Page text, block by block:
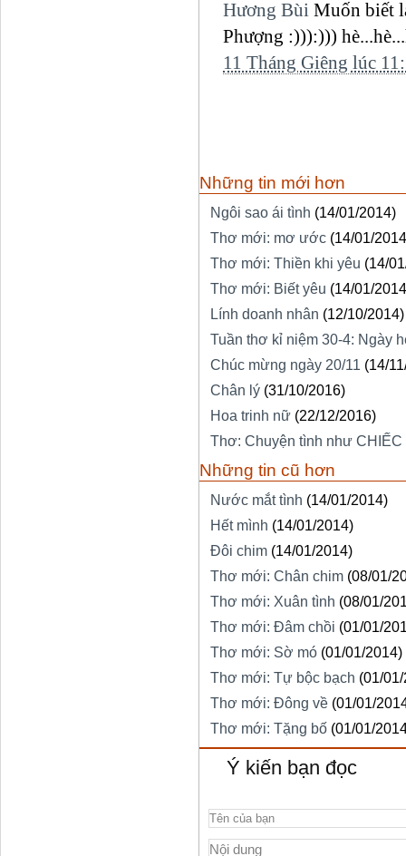
Hương Bùi Muốn biết
Phượng :))):)))
11 Tháng Giêng lúc
Những tin mới hơn
Ngôi sao ái tình (14/01/2014)
Thơ mới: mơ ước (14/01/
Thơ mới: Thiền khi yêu (14/
Thơ mới: Biết yêu (14/01/
Lính doanh nhân (12/10/2014)
Tuần thơ kỉ niệm 30-4: Ngày
Chúc mừng ngày 20/11 (14/
Chân lý (31/10/2016)
Hoa trinh nữ (22/12/2016)
Thơ: Chuyện tình như CHIẾC
Những tin cũ hơn
Nước mắt tình (14/01/2014)
Hết mình (14/01/2014)
Đôi chim (14/01/2014)
Thơ mới: Chân chim (08/01/
Thơ mới: Xuân tình (08/01/
Thơ mới: Đâm chồi (01/01/
Thơ mới: Sờ mó (01/01/2014)
Thơ mới: Tự bộc bạch (01/
Thơ mới: Đông về (01/01/
Thơ mới: Tặng bố (01/01/
Ý kiến bạn đọc